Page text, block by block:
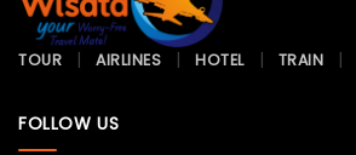
TOUR AIRLINES HOTEL TRAIN
FOLLOW US